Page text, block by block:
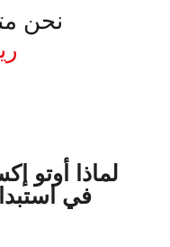
نحن
لماذا أوتو
في